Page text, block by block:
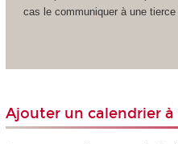
cas le communiquer à une tierce
Ajouter un calendrier